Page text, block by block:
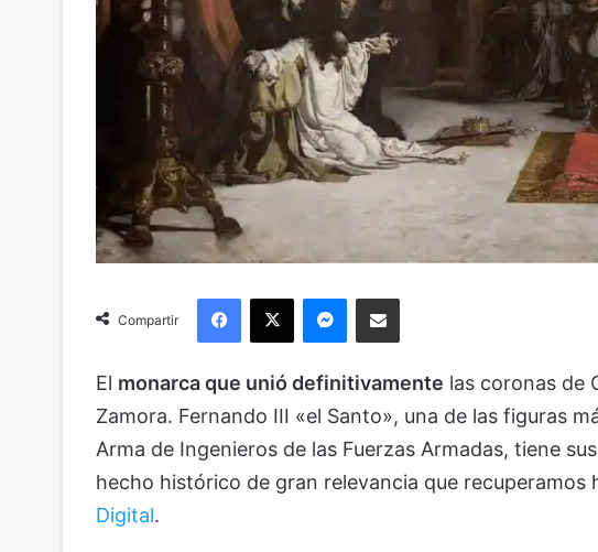
Compartir
Facebook
X Messenger
Compartir via Email
El monarca que unió definitivamente las coronas de
Zamora. Fernando III «el Santo», una de las figuras
Arma de Ingenieros de las Fuerzas Armadas, tiene
hecho histórico de gran relevancia que recuperamos
Digital.